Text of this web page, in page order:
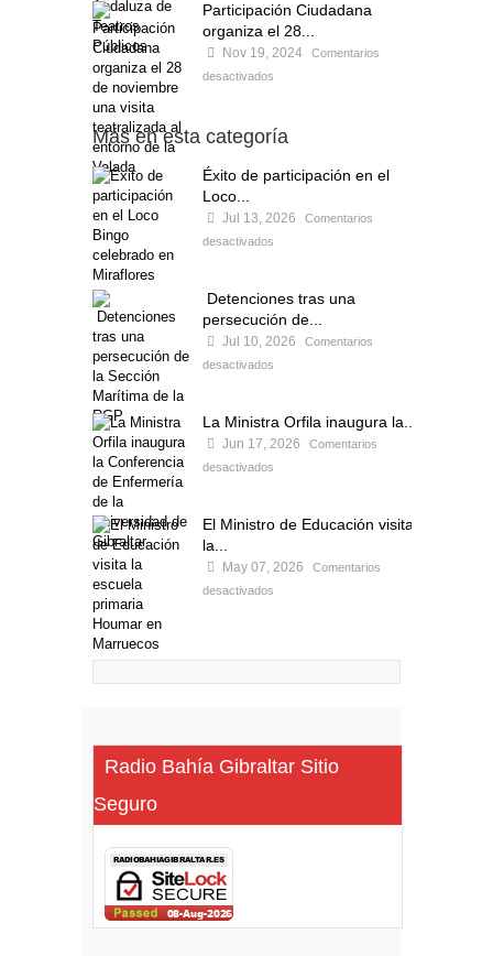
Participación Ciudadana
organiza el 28...
Nov 19, 2024
Comentarios
desactivados
Más en esta categoría
Éxito de participación en el
Loco...
Jul 13, 2026
Comentarios
desactivados
Detenciones tras una
persecución de...
Jul 10, 2026
Comentarios
desactivados
La Ministra Orfila inaugura la...
Jun 17, 2026
Comentarios
desactivados
El Ministro de Educación visita
la...
May 07, 2026
Comentarios
desactivados
Radio Bahía Gibraltar Sitio
Seguro